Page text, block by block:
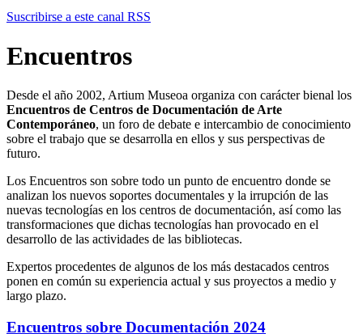
Suscribirse a este canal RSS
Encuentros
Desde el año 2002, Artium Museoa organiza con carácter bienal los
Encuentros de Centros de Documentación de Arte
Contemporáneo, un foro de debate e intercambio de conocimiento
sobre el trabajo que se desarrolla en ellos y sus perspectivas de
futuro.
Los Encuentros son sobre todo un punto de encuentro donde se
analizan los nuevos soportes documentales y la irrupción de las
nuevas tecnologías en los centros de documentación, así como las
transformaciones que dichas tecnologías han provocado en el
desarrollo de las actividades de las bibliotecas.
Expertos procedentes de algunos de los más destacados centros
ponen en común su experiencia actual y sus proyectos a medio y
largo plazo.
Encuentros sobre Documentación 2024